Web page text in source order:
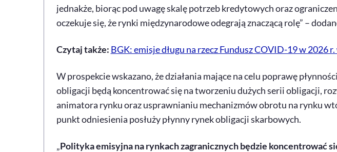
jednakże, biorąc pod uwagę skalę potrzeb kredytowych oraz
oczekuje się, że rynki międzynarodowe odegrają znaczącą rolę” –
Czytaj także: BGK: emisje długu na rzecz Fundusz COVID-19 w 2026
W prospekcie wskazano, że działania mające na celu poprawę
obligacji będą koncentrować się na tworzeniu dużych serii obligacji,
animatora rynku oraz usprawnianiu mechanizmów obrotu na rynku
punkt odniesienia posłuży płynny rynek obligacji skarbowych.
„Polityka emisyjna na rynkach zagranicznych będzie koncentrować